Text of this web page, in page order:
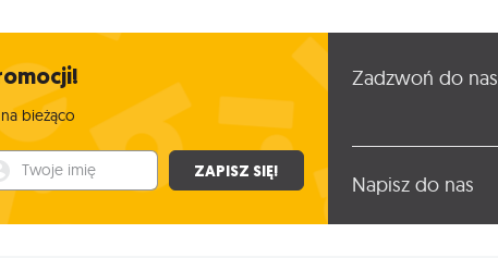
bieżąco
imię ZAPISZ SIĘ!
Zadzwoń do nas
Napisz do nas